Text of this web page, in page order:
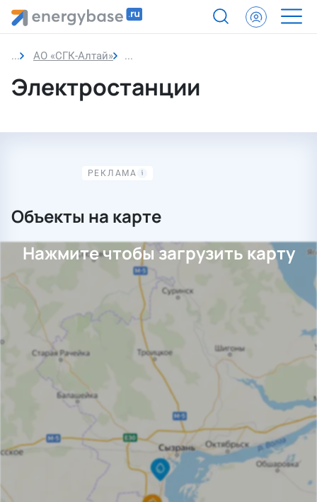
АО «СГК-Алтай» Электростанции
Электростанции
Объекты на карте
Нажмите чтобы загрузить карту